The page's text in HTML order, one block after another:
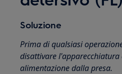
Soluzione
Prima di qualsiasi
disattivare
alimentazione dalla presa.